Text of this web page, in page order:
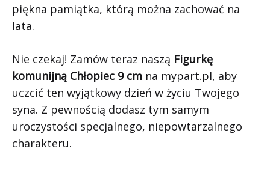
piękna pamiątka, którą można zachować na
lata.
Nie czekaj! Zamów teraz naszą Figurkę
komunijną Chłopiec 9 cm na mypart.pl, aby
uczcić ten wyjątkowy dzień w życiu Twojego
syna. Z pewnością dodasz tym samym
uroczystości specjalnego, niepowtarzalnego
charakteru.